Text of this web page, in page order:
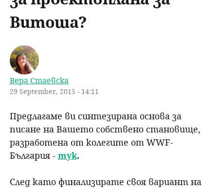
н
ъ
с
е
н
е
u
Витоша?
Вера Стаевска
29 September, 2015 - 14:11
Предлагаме ви синтезирана основа за
писане на Вашето собствено становище,
разработена от колегите от WWF-
България - тук.
След като финализирате своя вариант на